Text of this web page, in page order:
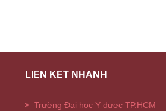
LIÊN KẾT NHANH
Trường Đại học Y dược TP.HCM